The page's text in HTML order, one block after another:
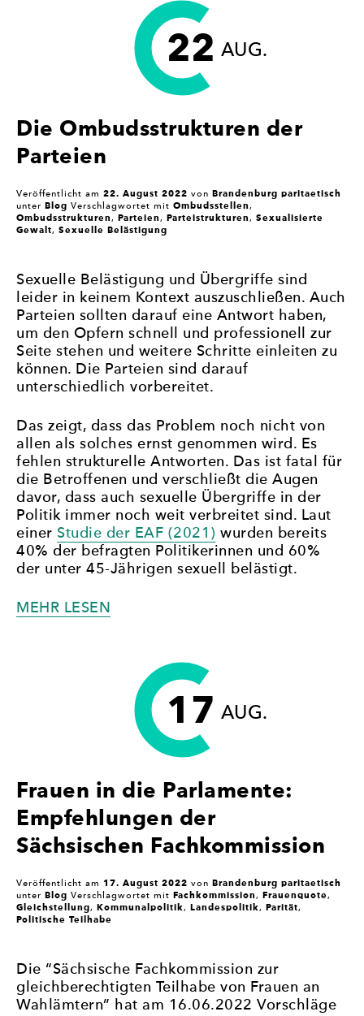
GLEICHSTELLUNGSBEAUFTRAGTE,
FRAU
BONK?“ 22 AUG.
Die Ombudsstrukturen der
Parteien
Veröffentlicht am 22. August 2022 von Brandenburg paritaetisch
unter Blog Verschlagwortet mit Ombudsstellen,
Ombudsstrukturen, Parteien, Parteistrukturen, Sexualisierte
Gewalt, Sexuelle Belästigung
Sexuelle Belästigung und Übergriffe sind
leider in keinem Kontext auszuschließen. Auch
Parteien sollten darauf eine Antwort haben,
um den Opfern schnell und professionell zur
Seite stehen und weitere Schritte einleiten zu
können. Die Parteien sind darauf
unterschiedlich vorbereitet.
Das zeigt, dass das Problem noch nicht von
allen als solches ernst genommen wird. Es
fehlen strukturelle Antworten. Das ist fatal für
die Betroffenen und verschließt die Augen
davor, dass auch sexuelle Übergriffe in der
Politik immer noch weit verbreitet sind. Laut
einer Studie der EAF (2021) wurden bereits
40% der befragten Politikerinnen und 60%
der unter 45-Jährigen sexuell belästigt.
MEHR LESEN
PARTEIEN“
17 AUG.
Frauen in die Parlamente:
Empfehlungen der
Sächsischen Fachkommission
Veröffentlicht am 17. August 2022 von Brandenburg paritaetisch
unter Blog Verschlagwortet mit Fachkommission, Frauenquote,
Gleichstellung, Kommunalpolitik, Landespolitik, Parität,
Politische Teilhabe
Die “Sächsische Fachkommission zur
gleichberechtigten Teilhabe von Frauen an
Wahlämtern” hat am 16.06.2022 Vorschläge